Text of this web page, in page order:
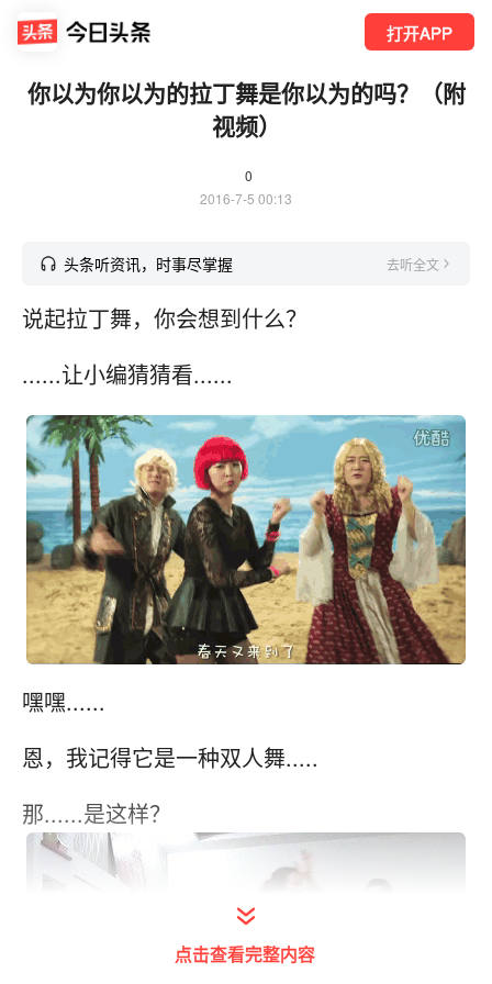
打开APP
你以为你以为的拉丁舞是你以为的吗？（附
视频）
0
2016-7-5 00:13
头条听资讯，时事尽掌握 去听全文
说起拉丁舞，你会想到什么？
......让小编猜猜看......
嘿嘿......
恩，我记得它是一种双人舞.....
那......是这样？
点击查看完整内容